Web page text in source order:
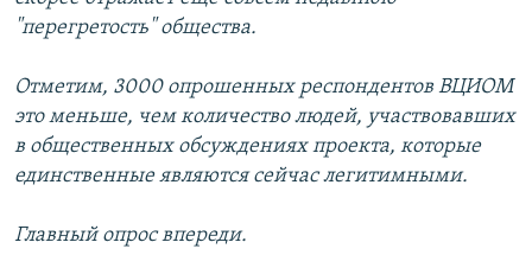
"перегретость" общества.
Отметим, 3000 опрошенных респондентов ВЦИОМ
это меньше, чем количество людей, участвовавших
в общественных обсуждениях проекта, которые
единственные являются сейчас легитимными.
Главный опрос впереди.